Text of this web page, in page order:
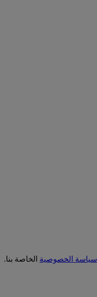
سياسة الخصوصية الخاصة بنا.